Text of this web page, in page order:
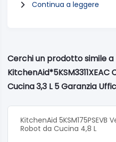
Capacità massima
Altezza prodotto312
Larghezza prodotto198
Profondità prodotto312
Larghezza imballo406
Profondità imballo262
Peso netto (kg)6.5
Continua a leggere
Cerchi un prodotto simile a
Cucina 3,3 L 5 Garanzia
KitchenAid 5KSM175PSEVB
Robot da Cucina 4,8 L